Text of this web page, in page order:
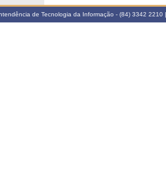
de Tecnologia da Informação - (84) 3342